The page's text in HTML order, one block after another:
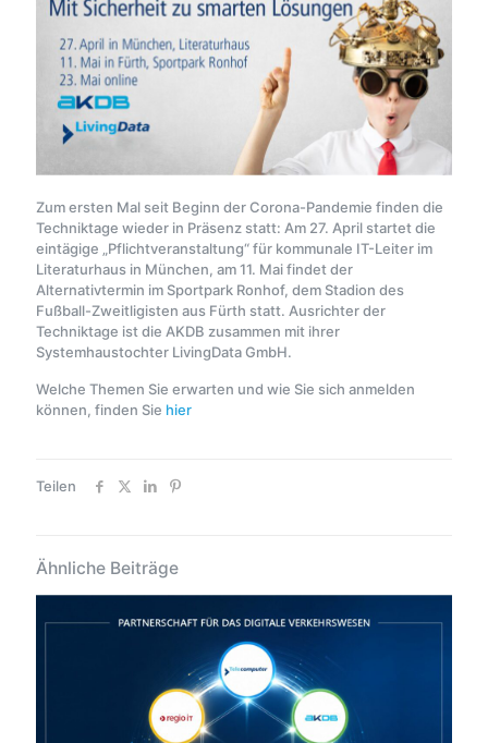
Zum ersten Mal seit Beginn der Corona-Pandemie finden die
Techniktage wieder in Präsenz statt: Am 27. April startet die
eintägige „Pflichtveranstaltung“ für kommunale IT-Leiter im
Literaturhaus in München, am 11. Mai findet der
Alternativtermin im Sportpark Ronhof, dem Stadion des
Fußball-Zweitligisten aus Fürth statt. Ausrichter der
Techniktage ist die AKDB zusammen mit ihrer
Systemhaustochter LivingData GmbH.
Welche Themen Sie erwarten und wie Sie sich anmelden
können, finden Sie hier
Teilen
Ähnliche Beiträge